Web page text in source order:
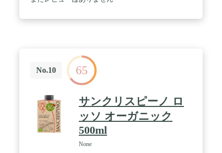
ワインも予想外の旨さ、飲む人を驚かせる存在。 /
【常識を超えるブランド】ワインは、土地の気候や
土壌に、伝統的なつくり方によって個性が大きく異
なる。国によっては産地名を表記するための法律が
あり細かいルールが設定されている。そのためもあ
り、通常は自国で栽培したぶどう品種一種、もしく
はいくつかの品種をブレンドしてワインを作る。こ
れはワインの常識だったが、ダークホースはその常
識やルールを超えていく。 / 理想の味わいを生み出
選びブレンド。オールスターの品種で作り上げる、
No.10 65
サンクリスピーノ ロ
ッソ オーガニック
500ml
None